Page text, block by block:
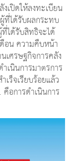
เปิดให้ลงทะเบียน
ที่ได้รับผลกระทบ
ได้รับสิทธิจะได้
อน ความคืบหน้า
ศรษฐกิจการคลัง
เนินการมาตรการ
ร็จเรียบร้อยแล้ว
อการดำเนินการ